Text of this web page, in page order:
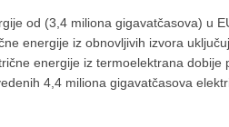
od (3,4 miliona gigavatčasova) u
energije iz obnovljivih izvora
energije iz termoelektrana dobije
4,4 miliona gigavatčasova